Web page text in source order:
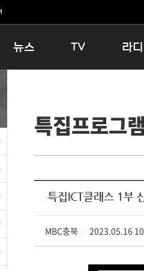
뉴스
보은
옥천
TV
인생내컷
테마기행 길
시청자 FLEX
특집프로그램
종영프로그램
라
16:00 완
우리 고
특집프로그
특집ICT클래스 1부
MBC충북 2023.05.16